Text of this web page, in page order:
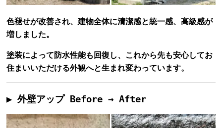
色褪せが改善され、建物全体に清潔感と統一感、高級感が
増しました。
塗装によって防水性能も回復し、これから先も安心してお
住まいいただける外観へと生まれ変わっています。
▶ 外壁アップ Before → After